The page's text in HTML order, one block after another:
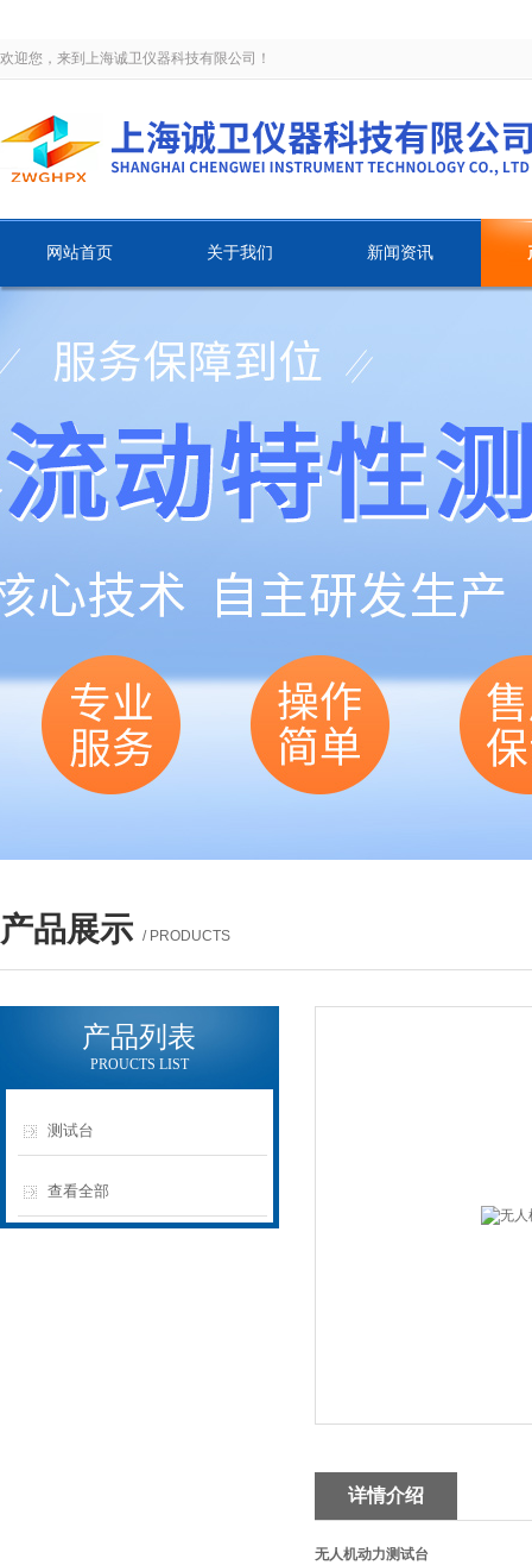
欢迎您，来到上海诚卫仪器科技有限公司！
网站首页 关于我们 新闻资讯
产品展示 / PRODUCTS
产品列表
PROUCTS LIST
测试台
查看全部
详情介绍
无人机动力测试台